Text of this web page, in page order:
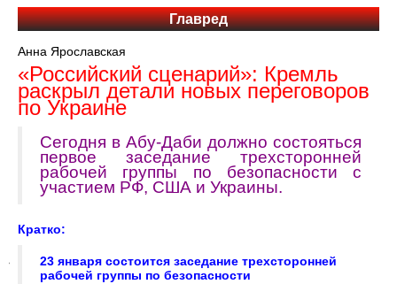
Главред
Анна Ярославская
«Российский сценарий»: Кремль
раскрыл детали новых переговоров
по Украине
Сегодня в Абу-Даби должно состояться
первое заседание трехсторонней
рабочей группы по безопасности с
участием РФ, США и Украины.
Кратко:
23 января состоится заседание трехсторонней
рабочей группы по безопасности